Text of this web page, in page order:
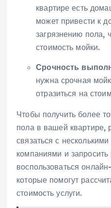
квартире есть
может привести к
загрязнению пола,
стоимость мойки.
Срочность
нужна срочная
отразиться на
Чтобы получить более
пола в вашей квартире,
связаться с
компаниями и
воспользоваться
которые помогут
стоимость услуги.